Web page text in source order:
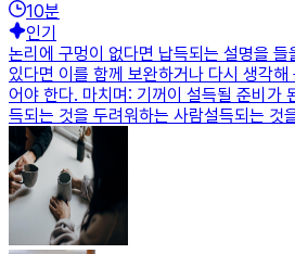
10분
인기
논리에 구멍이 없다면 납득되는 설명을 들
있다면 이를 함께 보완하거나 다시 생각
어야 한다. 마치며: 기꺼이 설득될 준비가
득되는 것을 두려워하는 사람설득되는 것